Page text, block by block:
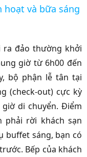
hoạt và bữa sáng
ra đảo thường khởi
giờ từ 6h00 đến
bộ phận lễ tân tại
(check-out) cực kỳ
di chuyển. Điểm
phải rời khách sạn
buffet sáng, bạn có
Bếp của khách